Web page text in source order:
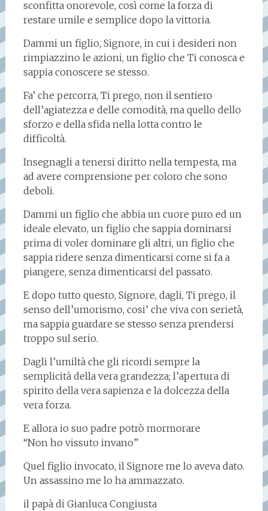
sconfitta onorevole, così come la forza di
restare umile e semplice dopo la vittoria.
Dammi un figlio, Signore, in cui i desideri non
rimpiazzino le azioni, un figlio che Ti conosca e
sappia conoscere se stesso.
Fa’ che percorra, Ti prego, non il sentiero
dell’agiatezza e delle comodità, ma quello dello
sforzo e della sfida nella lotta contro le
difficoltà.
Insegnagli a tenersi diritto nella tempesta, ma
ad avere comprensione per coloro che sono
deboli.
Dammi un figlio che abbia un cuore puro ed un
ideale elevato, un figlio che sappia dominarsi
prima di voler dominare gli altri, un figlio che
sappia ridere senza dimenticarsi come si fa a
piangere, senza dimenticarsi del passato.
E dopo tutto questo, Signore, dagli, Ti prego, il
senso dell’umorismo, cosi’ che viva con serietà,
ma sappia guardare se stesso senza prendersi
troppo sul serio.
Dagli l’umiltà che gli ricordi sempre la
semplicità della vera grandezza; l’apertura di
spirito della vera sapienza e la dolcezza della
vera forza.
E allora io suo padre potrò mormorare
“Non ho vissuto invano”
Quel figlio invocato, il Signore me lo aveva dato.
Un assassino me lo ha ammazzato.
il papà di Gianluca Congiusta